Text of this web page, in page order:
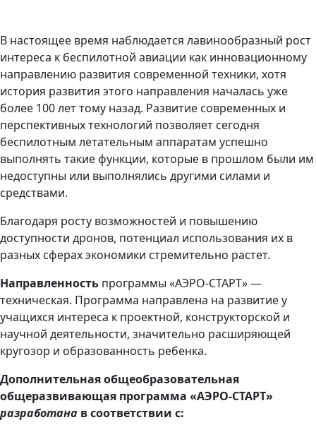
В настоящее время наблюдается лавинообразный рост
интереса к беспилотной авиации как инновационному
направлению развития современной техники, хотя
история развития этого направления началась уже
более 100 лет тому назад. Развитие современных и
перспективных технологий позволяет сегодня
беспилотным летательным аппаратам успешно
выполнять такие функции, которые в прошлом были им
недоступны или выполнялись другими силами и
средствами.
Благодаря росту возможностей и повышению
доступности дронов, потенциал использования их в
разных сферах экономики стремительно растет.
Направленность программы «АЭРО-СТАРТ» —
техническая. Программа направлена на развитие у
учащихся интереса к проектной, конструкторской и
научной деятельности, значительно расширяющей
кругозор и образованность ребенка.
Дополнительная общеобразовательная
общеразвивающая программа «АЭРО-СТАРТ»
разработана в соответствии с: